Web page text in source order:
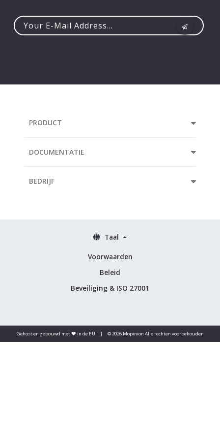
PRODUCT
DOCUMENTATIE
BEDRIJF
Voorwaarden
Beleid
Beveiliging & ISO 27001
Taal
Gehost en gebouwd met ♥️ in de EU | © 2026 Mopinion Alle rechten voorbehouden